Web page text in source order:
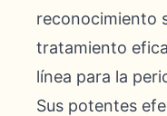
reconocimiento
tratamiento
línea para la
Sus potentes